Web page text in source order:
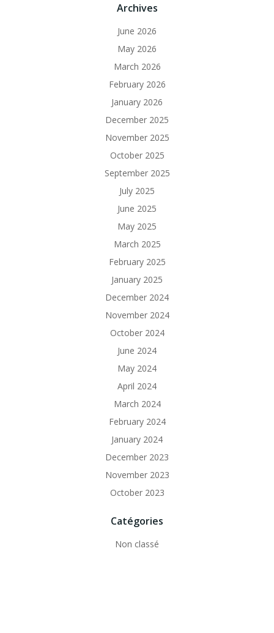
Archives
June 2026
May 2026
March 2026
February 2026
January 2026
December 2025
November 2025
October 2025
September 2025
July 2025
June 2025
May 2025
March 2025
February 2025
January 2025
December 2024
November 2024
October 2024
June 2024
May 2024
April 2024
March 2024
February 2024
January 2024
December 2023
November 2023
October 2023
Catégories
Non classé